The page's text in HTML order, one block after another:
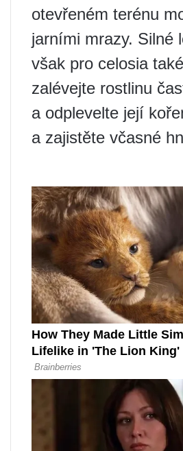
otevřeném terénu
jarními mrazy. Silné
však pro celosia
zalévejte rostlinu
a odplevelte její
a zajistěte včasné